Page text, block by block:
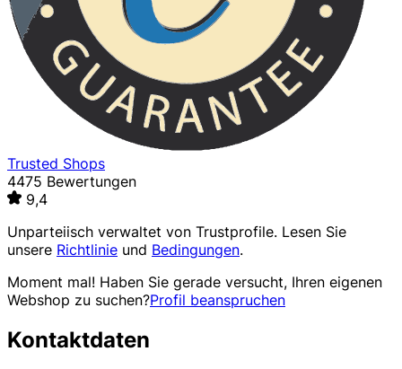
Trusted Shops
4475 Bewertungen
9,4
Unparteiisch verwaltet von Trustprofile. Lesen Sie
unsere Richtlinie und Bedingungen.
Moment mal! Haben Sie gerade versucht, Ihren eigenen
Webshop zu suchen?Profil beanspruchen
Kontaktdaten